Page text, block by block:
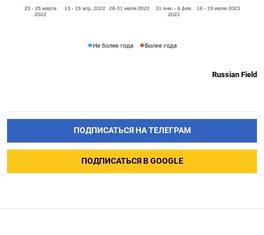
Russian Field
ПОДПИСАТЬСЯ НА ТЕЛЕГРАМ
ПОДПИСАТЬСЯ В GOOGLE